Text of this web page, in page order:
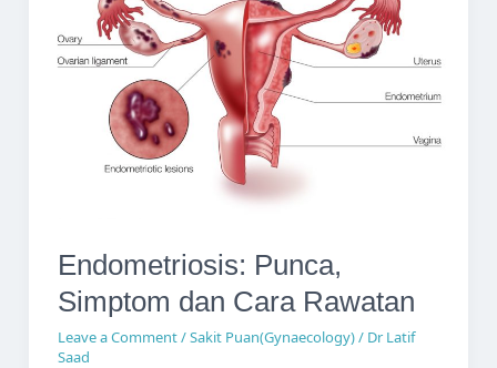
Rawatan
Endometriosis: Punca,
Simptom dan Cara Rawatan
Leave a Comment/Sakit Puan(Gynaecology)/ Dr Latif
Saad